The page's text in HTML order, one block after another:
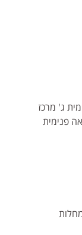
ג' מרכז
פנימית